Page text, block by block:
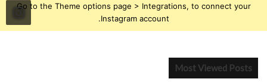
Go to the Theme options page > Integrations, to connect your
Instagram account.
Most Viewed Posts